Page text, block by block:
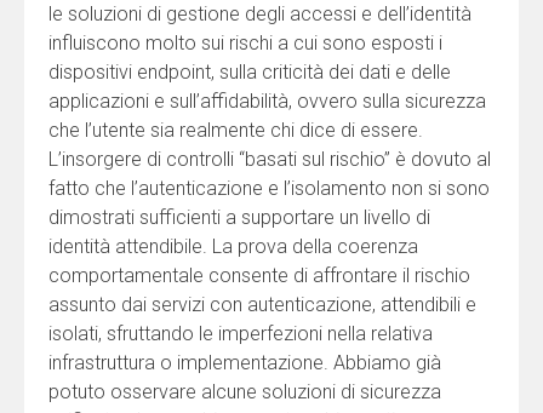
le soluzioni di gestione degli accessi e dell’identità
influiscono molto sui rischi a cui sono esposti i
dispositivi endpoint, sulla criticità dei dati e delle
applicazioni e sull’affidabilità, ovvero sulla sicurezza
che l’utente sia realmente chi dice di essere.
L’insorgere di controlli “basati sul rischio” è dovuto al
fatto che l’autenticazione e l’isolamento non si sono
dimostrati sufficienti a supportare un livello di
identità attendibile. La prova della coerenza
comportamentale consente di affrontare il rischio
assunto dai servizi con autenticazione, attendibili e
isolati, sfruttando le imperfezioni nella relativa
infrastruttura o implementazione. Abbiamo già
potuto osservare alcune soluzioni di sicurezza